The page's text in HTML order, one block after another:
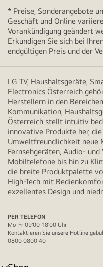
* Preise, Sonderangebote
Geschäft und Online
Vorankündigung geändert
Erkundigen Sie sich bei
endgültigen Preis und der
LG TV, Haushaltsgeräte,
Electronics Österreich
Herstellern in den
Kommunikation,
Österreich stellt intuitiv
innovative Produkte her,
Umweltfreundlichkeit neue
Fernsehgeräten, Audio-
Mobiltelefone bis hin zu
die breite Produktpalette
High-Tech mit
exzellentes Design und
PER TELEFON
Mo-Fr 09:00-18:00 Uhr
Kontaktieren Sie unsere Hotline
0800 0800 40